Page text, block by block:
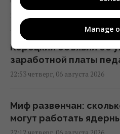
23:07 четверг, 06 августа 2026
Корецкий объявил об
заработной платы
22:53 четверг, 06 августа 2026
Миф развенчан:
могут работать
Manage